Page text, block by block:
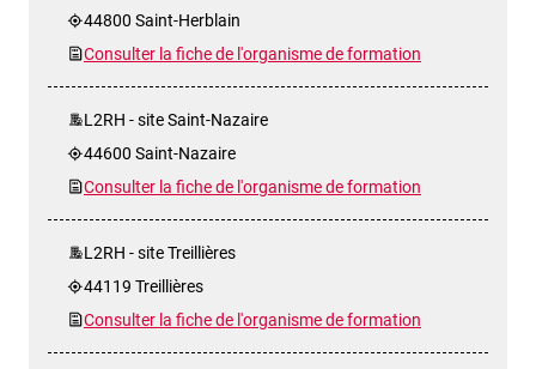
44800 Saint-Herblain
Consulter la fiche de l'organisme de formation
L2RH - site Saint-Nazaire
44600 Saint-Nazaire
Consulter la fiche de l'organisme de formation
L2RH - site Treillières
44119 Treillières
Consulter la fiche de l'organisme de formation